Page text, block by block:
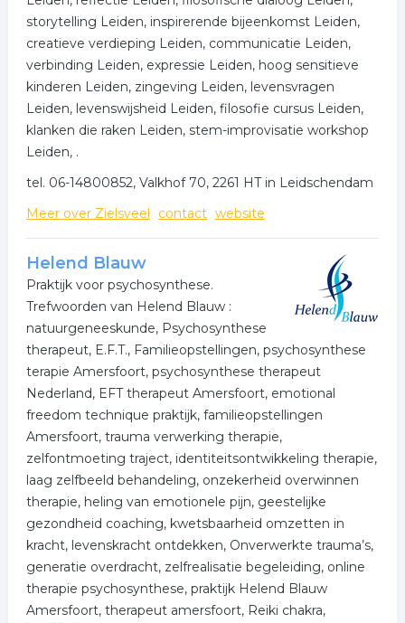
storytelling Leiden, inspirerende bijeenkomst Leiden,
creatieve verdieping Leiden, communicatie Leiden,
verbinding Leiden, expressie Leiden, hoog sensitieve
kinderen Leiden, zingeving Leiden, levensvragen
Leiden, levenswijsheid Leiden, filosofie cursus Leiden,
klanken die raken Leiden, stem-improvisatie workshop
Leiden, .
tel. 06-14800852, Valkhof 70, 2261 HT in Leidschendam
Meer over Zielsveel
contact website
Helend Blauw
Praktijk voor psychosynthese.
Trefwoorden van Helend Blauw :
natuurgeneeskunde, Psychosynthese
therapeut, E.F.T., Familieopstellingen, psychosynthese
terapie Amersfoort, psychosynthese therapeut
Nederland, EFT therapeut Amersfoort, emotional
freedom technique praktijk, familieopstellingen
Amersfoort, trauma verwerking therapie,
zelfontmoeting traject, identiteitsontwikkeling therapie,
laag zelfbeeld behandeling, onzekerheid overwinnen
therapie, heling van emotionele pijn, geestelijke
gezondheid coaching, kwetsbaarheid omzetten in
kracht, levenskracht ontdekken, Onverwerkte trauma’s,
generatie overdracht, zelfrealisatie begeleiding, online
therapie psychosynthese, praktijk Helend Blauw
Amersfoort, therapeut amersfoort, Reiki chakra,